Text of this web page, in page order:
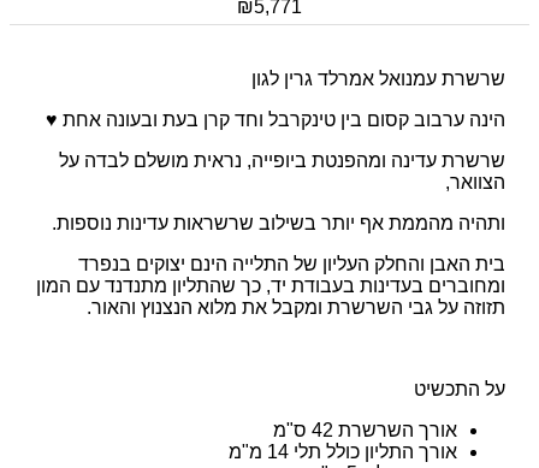
₪5,771
שרשרת עמנואל אמרלד גרין לגון
הינה ערבוב קסום בין טינקרבל וחד קרן בעת ובעונה אחת ♥
שרשרת עדינה ומהפנטת ביופייה, נראית מושלם לבדה על
הצוואר,
ותהיה מהממת אף יותר בשילוב שרשראות עדינות נוספות.
בית האבן והחלק העליון של התלייה הינם יצוקים בנפרד
ומחוברים בעדינות בעבודת יד, כך שהתליון מתנדנד עם המון
תזוזה על גבי השרשרת ומקבל את מלוא הנצנוץ והאור.
על התכשיט
אורך השרשרת 42 ס"מ
אורך התליון כולל תלי 14 מ"מ